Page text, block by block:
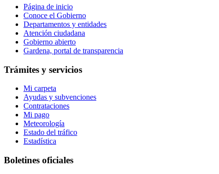
Página de inicio
Conoce el Gobierno
Departamentos y entidades
Atención ciudadana
Gobierno abierto
Gardena, portal de transparencia
Trámites y servicios
Mi carpeta
Ayudas y subvenciones
Contrataciones
Mi pago
Meteorología
Estado del tráfico
Estadística
Boletines oficiales